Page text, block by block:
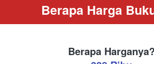
Berapa Harga
Berapa Harganya?